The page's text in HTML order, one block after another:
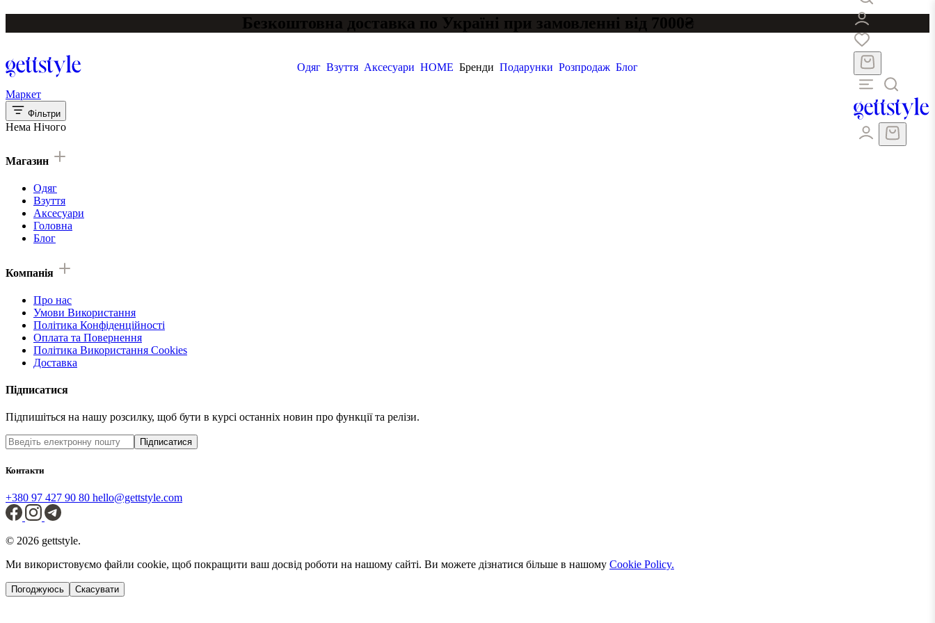
Безкоштовна доставка по Україні при замовленні від 7000₴
Одяг Взуття Аксесуари HOME Бренди Подарунки Розпродаж Блог
Маркет
Фільтри
Нема Нічого
Магазин
Одяг
Взуття
Аксесуари
Головна
Блог
Компанія
Про нас
Умови Використання
Політика Конфіденційності
Оплата та Повернення
Політика Використання Cookies
Доставка
Підписатися
Підпишіться на нашу розсилку, щоб бути в курсі останніх новин про функції та релізи.
Підписатися
Контакти
+380 97 427 90 80 hello@gettstyle.com
© 2026 gettstyle.
Ми використовуємо файли cookie, щоб покращити ваш досвід роботи на нашому сайті. Ви можете дізнатися більше в нашому Cookie Policy.
Погоджуюсь Скасувати